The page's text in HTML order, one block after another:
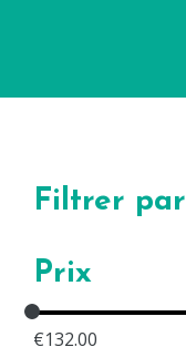
Filtrer par
Prix
€132.00